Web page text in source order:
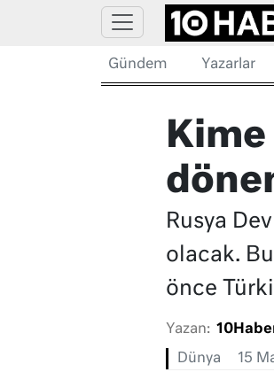
Gündem Yazarlar
Rusya
olacak.
önce
Yazan:
Dünya 15